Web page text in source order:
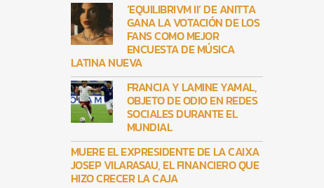
‘EQUILIBRIVM II’ DE ANITTA
GANA LA VOTACIÓN DE LOS
FANS COMO MEJOR
ENCUESTA DE MÚSICA
LATINA NUEVA
FRANCIA Y LAMINE YAMAL,
OBJETO DE ODIO EN REDES
SOCIALES DURANTE EL
MUNDIAL
MUERE EL EXPRESIDENTE DE LA CAIXA
JOSEP VILARASAU, EL FINANCIERO QUE
HIZO CRECER LA CAJA